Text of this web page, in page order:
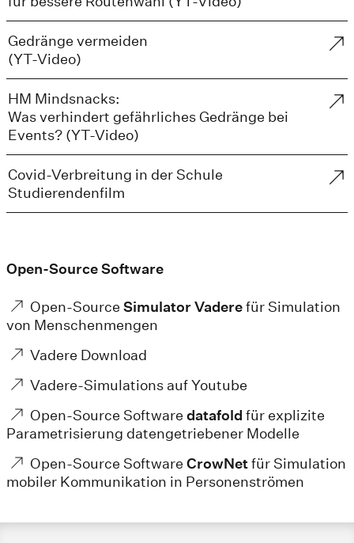
Gedränge vermeiden
(YT-Video)
HM Mindsnacks:
Was verhindert gefährliches Gedränge bei
Events? (YT-Video)
Covid-Verbreitung in der Schule
Studierendenfilm
Open-Source Software
Open-Source Simulator Vaderefür Simulation
von Menschenmengen
Vadere Download
Vadere-Simulations auf Youtube
Open-Source Software datafold für explizite
Parametrisierung datengetriebener Modelle
Open-Source Software CrowNetfür Simulation
mobiler Kommunikation in Personenströmen